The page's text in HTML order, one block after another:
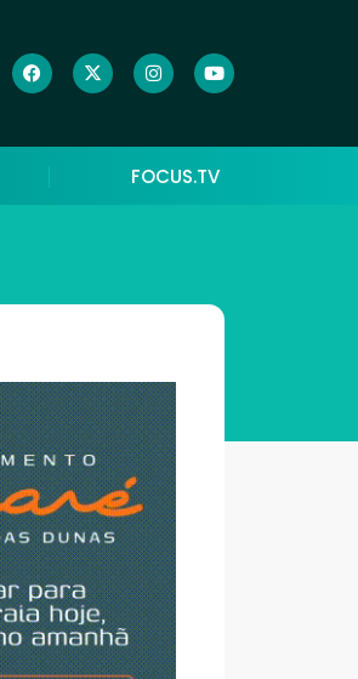
FOCUS.TV